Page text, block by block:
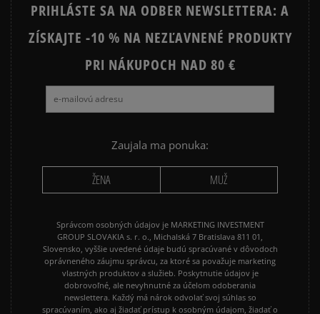
PRIHLÁSTE SA NA ODBER NEWSLETTERA: A
ZÍSKAJTE -10 % NA NEZĽAVNENÉ PRODUKTY
PRI NÁKUPOCH NAD 80 €
Zaujala ma ponuka:
ŽENA MUŽ
Správcom osobných údajov je MARKETING INVESTMENT
GROUP SLOVAKIA s. r. o., Michalská 7 Bratislava 811 01,
Slovensko, vyššie uvedené údaje budú spracúvané v dôvodoch
oprávneného záujmu správcu, za ktoré sa považuje marketing
vlastných produktov a služieb. Poskytnutie údajov je
dobrovoľné, ale nevyhnutné za účelom odoberania
newslettera. Každý má nárok odvolať svoj súhlas so
spracúvaním, ako aj žiadať prístup k osobným údajom, žiadať o